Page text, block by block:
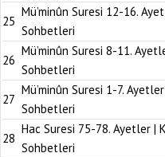
25
Mü’minûn Suresi 12-16.
Sohbetleri
26
Mü’minûn Suresi 8-11.
Sohbetleri
27
Mü’minûn Suresi 1-7. Ayetler
Sohbetleri
28
Hac Suresi 75-78. Ayetler |
Sohbetleri